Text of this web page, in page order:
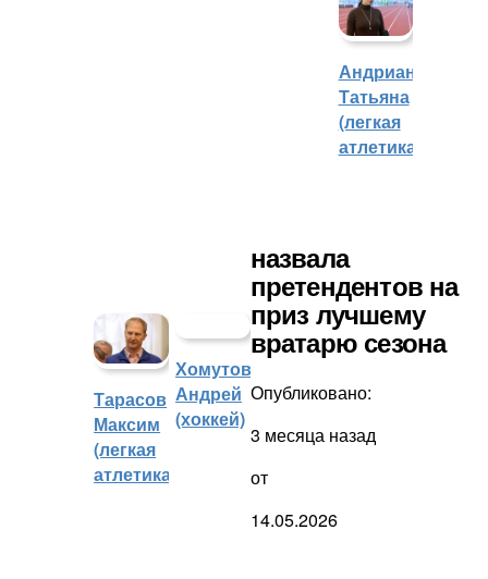
Андрианова
Татьяна
(легкая
атлетика)
Тарасов
Максим
(легкая
атлетика)
Хомутов
Андрей
(хоккей)
назвала
претендентов на
приз лучшему
вратарю сезона
Опубликовано:
3 месяца назад
от
14.05.2026